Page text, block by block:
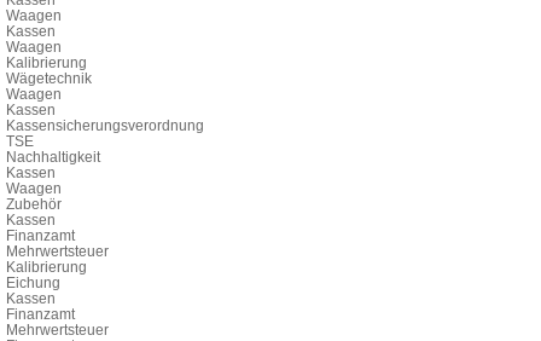
Waagen
Kassen
Waagen
Kalibrierung
Wägetechnik
Waagen
Kassen
Kassensicherungsverordnung
TSE
Nachhaltigkeit
Kassen
Waagen
Zubehör
Kassen
Finanzamt
Mehrwertsteuer
Kalibrierung
Eichung
Kassen
Finanzamt
Mehrwertsteuer